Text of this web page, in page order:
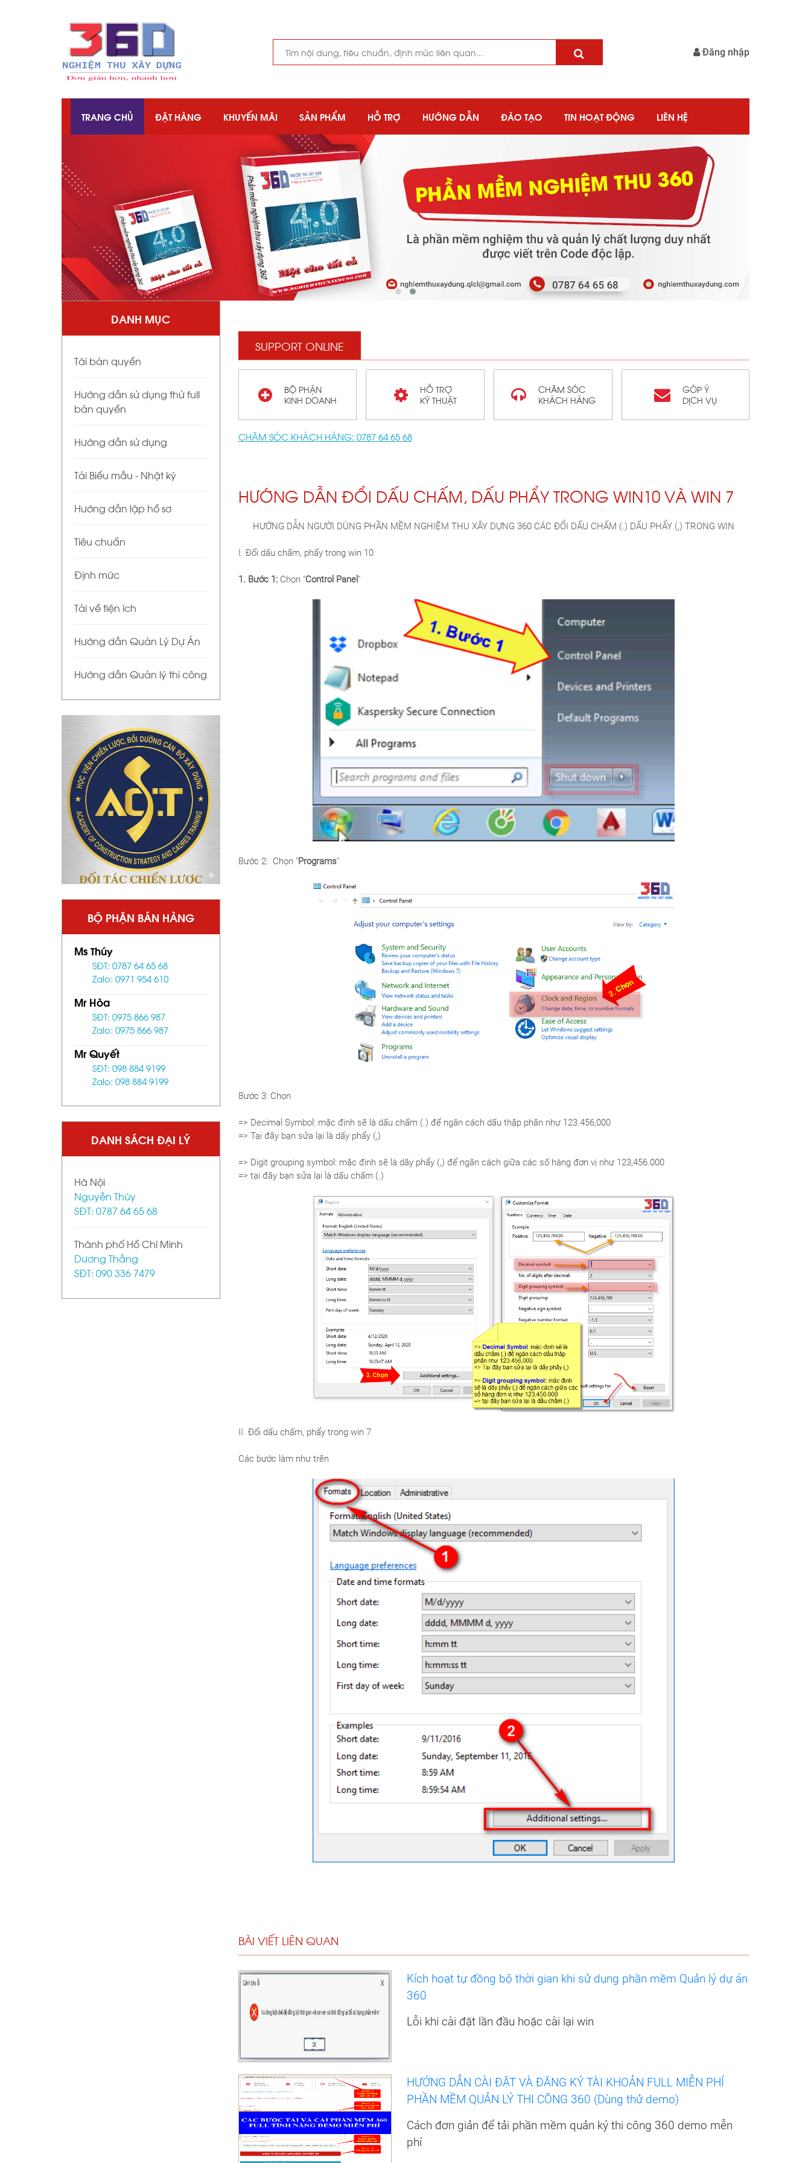
Đăng nhập
TRANG CHỦ ĐẶT HÀNG KHUYẾN MÃI SẢN PHẨM HỖ TRỢ HƯỚNG DẪN ĐÀO TẠO TIN HOẠT ĐỘNG LIÊN HỆ
DANH MỤC
Tái bản quyền
Hướng dẫn sử dụng thử full
bản quyền
Hướng dẫn sử dụng
Tải Biểu mẫu - Nhật ký
Hướng dẫn lập hồ sơ
Tiêu chuẩn
Định mức
Tải về tiện ích
Hướng dẫn Quản Lý Dự Án
Hướng dẫn Quản lý thi công
BỘ PHẬN BÁN HÀNG
Ms Thúy
SĐT: 0787 64 65 68
Zalo: 0971 954 610
Mr Hòa
SĐT: 0975 866 987
Zalo: 0975 866 987
Mr Quyết
SĐT: 098 884 9199
Zalo: 098 884 9199
DANH SÁCH ĐẠI LÝ
Hà Nội
Nguyễn Thúy
SĐT: 0787 64 65 68
Thành phố Hồ Chí Minh
Dương Thắng
SĐT: 090 336 7479
SUPPORT ONLINE
BỘ PHẬN
KINH DOANH
HỖ TRỢ
KỸ THUẬT
CHĂM SÓC
KHÁCH HÀNG
GÓP Ý
DỊCH VỤ
CHĂM SÓC KHÁCH HÀNG: 0787 64 65 68
HƯỚNG DẪN ĐỔI DẤU CHẤM, DẤU PHẨY TRONG WIN10 VÀ WIN 7
HƯỚNG DẪN NGƯỜI DÙNG PHẦN MỀM NGHIỆM THU XÂY DỰNG 360 CÁC ĐỔI DẤU CHẤM (.) DẤU PHẨY (,) TRONG WIN
I. Đổi dấu chấm, phẩy trong win 10
1. Bước 1: Chọn "Control Panel "
Bước 2: Chọn "Programs"
Bước 3: Chọn
=> Decimal Symbol: mặc định sẽ là dấu chấm (.) để ngăn cách dấu thập phân như 123.456,000
=> Tại đây bạn sửa lại là dấy phẩy (,)
=> Digit grouping symbol: mặc định sẽ là dây phẩy (,) để ngăn cách giữa các số hàng đơn vị như 123,456.000
=> tại đây bạn sửa lại là dấu chấm (.)
II. Đổi dấu chấm, phẩy trong win 7
Các bước làm như trên
BÀI VIẾT LIÊN QUAN
Kích hoạt tự đồng bộ thời gian khi sử dụng phần mềm Quản lý dự án
360
Lỗi khi cài đặt lần đầu hoặc cài lại win
HƯỚNG DẪN CÀI ĐẶT VÀ ĐĂNG KÝ TÀI KHOẢN FULL MIỄN PHÍ
PHẦN MỀM QUẢN LÝ THI CÔNG 360 (Dùng thử demo)
Cách đơn giản để tải phần mềm quản ký thi công 360 demo mễn
phí